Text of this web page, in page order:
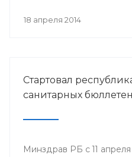
18 апреля 2014
Стартовал
санитарных
Минздрав РБ с 11